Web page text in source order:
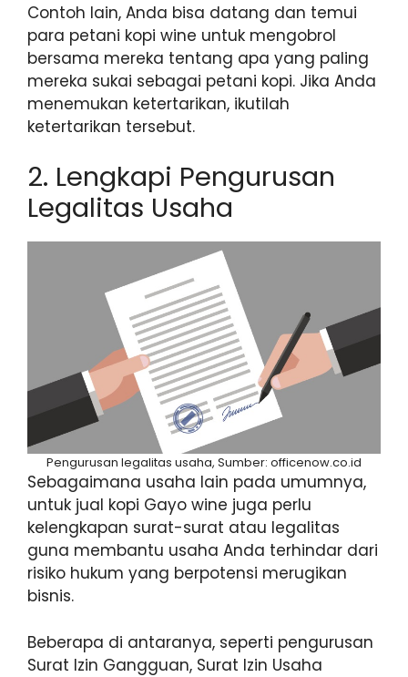
Contoh lain, Anda bisa datang dan temui
para petani kopi wine untuk mengobrol
bersama mereka tentang apa yang paling
mereka sukai sebagai petani kopi. Jika Anda
menemukan ketertarikan, ikutilah
ketertarikan tersebut.
2. Lengkapi Pengurusan
Legalitas Usaha
Pengurusan legalitas usaha, Sumber: officenow.co.id
Sebagaimana usaha lain pada umumnya,
untuk jual kopi Gayo wine juga perlu
kelengkapan surat-surat atau legalitas
guna membantu usaha Anda terhindar dari
risiko hukum yang berpotensi merugikan
bisnis.
Beberapa di antaranya, seperti pengurusan
Surat Izin Gangguan, Surat Izin Usaha